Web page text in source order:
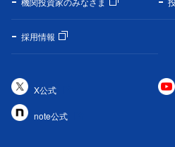
採用情報
X公式
note公式